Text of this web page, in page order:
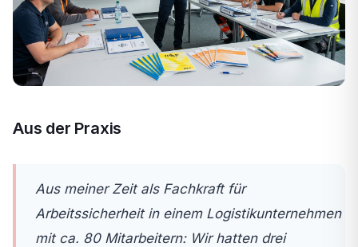
Aus der Praxis
Aus meiner Zeit als Fachkraft für
Arbeitssicherheit in einem Logistikunternehmen
mit ca. 80 Mitarbeitern: Wir hatten drei